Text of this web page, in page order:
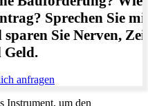
Sprechen Sie
Sie Nerven,
Geld.
anfragen
Instrument, um den